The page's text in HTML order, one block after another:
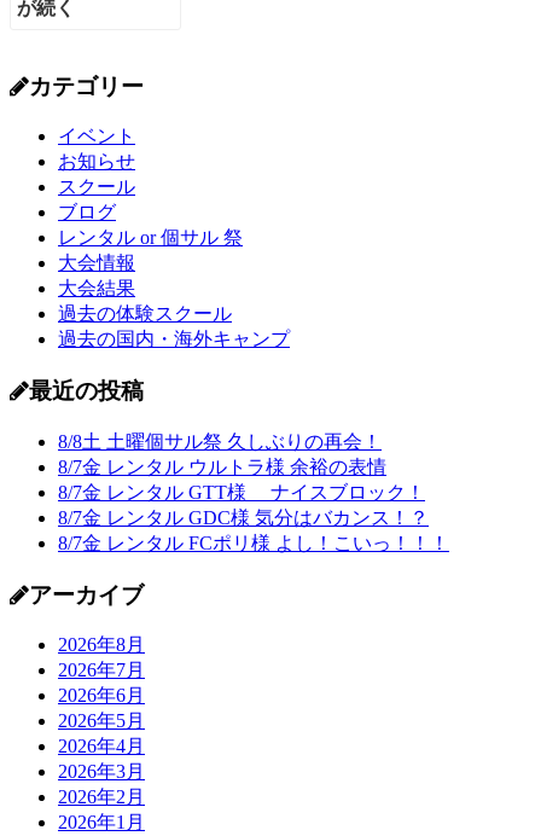
カテゴリー
イベント
お知らせ
スクール
ブログ
レンタル or 個サル 祭
大会情報
大会結果
過去の体験スクール
過去の国内・海外キャンプ
最近の投稿
8/8土 土曜個サル祭 久しぶりの再会！
8/7金 レンタル ウルトラ様 余裕の表情
8/7金 レンタル GTT様 ナイスブロック！
8/7金 レンタル GDC様 気分はバカンス！？
8/7金 レンタル FCポリ様 よし！こいっ！！！
アーカイブ
2026年8月
2026年7月
2026年6月
2026年5月
2026年4月
2026年3月
2026年2月
2026年1月